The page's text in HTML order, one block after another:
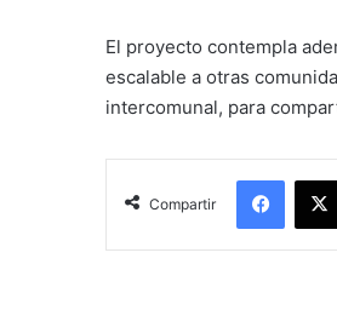
El proyecto contempla
escalable a otras
intercomunal, para
Compartir